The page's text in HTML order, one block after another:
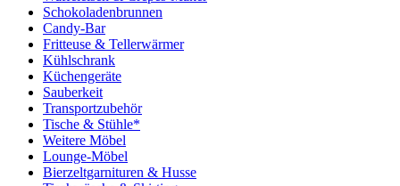
Schokoladenbrunnen
Candy-Bar
Fritteuse & Tellerwärmer
Kühlschrank
Küchengeräte
Sauberkeit
Transportzubehör
Tische & Stühle*
Weitere Möbel
Lounge-Möbel
Bierzeltgarnituren & Husse